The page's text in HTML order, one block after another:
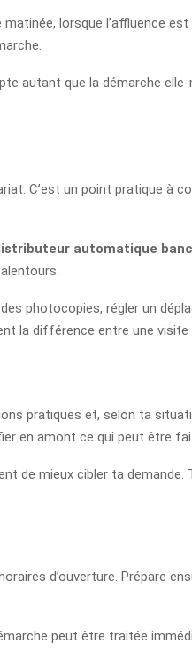
lorsque l’affluence
autant que la démarche
C’est un point pratique à
automatique
photocopies, régler un
la différence entre une
pratiques et, selon ta
en amont ce qui peut être
de mieux cibler ta
d’ouverture. Prépare
peut être traitée